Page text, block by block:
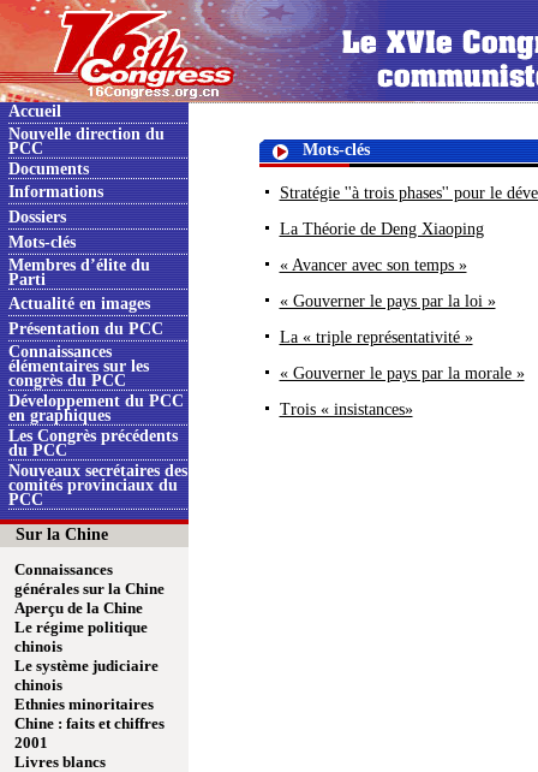
Accueil
Nouvelle direction du
PCC
Documents
Informations
Dossiers
Mots-clés
Membres d’élite du
Parti
Actualité en images
Présentation du PCC
Connaissances
élémentaires sur les
congrès du PCC
Développement du PCC
en graphiques
Les Congrès précédents
du PCC
Nouveaux secrétaires des
comités provinciaux du
PCC
Sur la Chine
Connaissances
générales sur la Chine
Aperçu de la Chine
Le régime politique
chinois
Le système judiciaire
chinois
Ethnies minoritaires
Chine : faits et chiffres
2001
Livres blancs
Mots-clés
Stratégie ''à trois phases'' pour le
La Théorie de Deng Xiaoping
« Avancer avec son temps »
« Gouverner le pays par la loi »
La « triple représentativité »
« Gouverner le pays par la morale »
Trois « insistances»